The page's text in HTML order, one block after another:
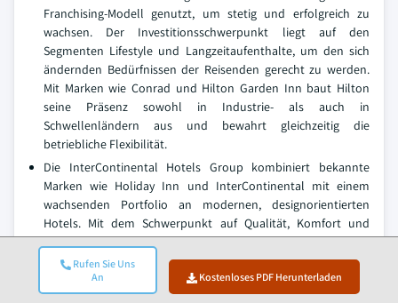
Rufen Sie Uns
An
Kostenloses PDF Herunterladen
Franchising-Modell genutzt, um stetig und erfolgreich zu
wachsen. Der Investitionsschwerpunkt liegt auf den
Segmenten Lifestyle und Langzeitaufenthalte, um den sich
ändernden Bedürfnissen der Reisenden gerecht zu werden.
Mit Marken wie Conrad und Hilton Garden Inn baut Hilton
seine Präsenz sowohl in Industrie- als auch in
Schwellenländern aus und bewahrt gleichzeitig die
betriebliche Flexibilität.
Die InterContinental Hotels Group kombiniert bekannte
Marken wie Holiday Inn und InterContinental mit einem
wachsenden Portfolio an modernen, designorientierten
Hotels. Mit dem Schwerpunkt auf Qualität, Komfort und
Nachhaltigkeit hat das Unternehmen ältere Gebäude
renoviert und neue in strategischen Städten gebaut. Um den
wachsenden Erwartungen der Reisenden an einen
nahtloseren und persönlicheren Aufenthalt gerecht zu